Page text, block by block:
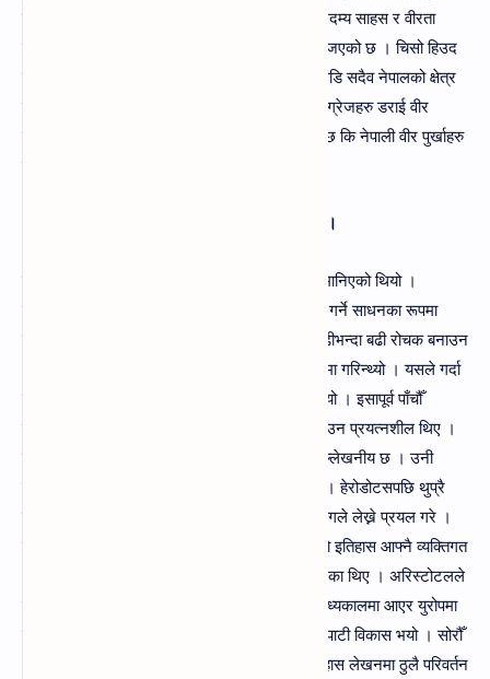
परिस्थिति आउदा पनि कति पनि विचलित नभई आफ्नो अदम्य साहस र वीरता
प्रदर्शन गरे जुन आज नेपालमा मात्र नभई विश्वभर गुन्जिएको छ । चिसो हिउद
नभनी तिब्बतको डिगर्चामा एवम्‌ वेत्रावती किनारमा युद्ध लडि सदैव नेपालको क्षेत्र
विस्तारमा अगाडी उभिएका छन्‌ । नालापानीको युद्धमा अंग्रेजहरु डराई वीर
पुर्खासँग मितेरी साइनो गासेका थिए । यसबाट प्रस्ट हुन्छ कि नेपाली वीर पुर्खाहरु
९. दिइएको अनुच्छेद पढी मुख्य मुख्य बुँदाहरू टिप्रुहोस्‌ ।
सुरु सुरुमा इतिहास पनि साहित्यकै एक अङ्गका रूपमा मानिएको थियो ।
मानिसहरूलाई आनन्द दिलाउने तथा मनोरञ्जन प्रदान गर्ने साधनका रूपमा
यसको प्रयोग गरिन्थ्यो । इतिहासका सत्य घटनालाई बढीभन्दा बढी रोचक बनाउन
अनेक काल्पनिक कुरा समावेश नेपाली, कक्षा १ देखि छ मा गरिन्थ्यो । यसले गर्दा
इतिहासको वास्तविकता के हो, पहिल्याउनसमेत गाह्रो पथ्र्यो । इसापूर्व पाँचौँ
शताब्दीतिरका केही चिन्तकहरू इतिहासलाई तथ्यपूर्ण बनाउन प्रयत्नशील थिए ।
ग्रिक विद्वान्‌ हेरोडोटसको नाम यस प्रसङ्गमा विशेष उल्लेखनीय छ । उनी
इतिहासका प्रथम सिद्धान्तकारका रूपमा पनि चिनिन्छन्‌ । हेरोडोटसपछि थुप्रै
विद्वान्हरूले इतिहासलाई कथा र दन्त्कथाभन्दा अलग ढङ्गले लेख्ने प्रयल गरे ।
हेरोडोटसकै अनुयायी ध्युसिडाइसले पेलोपोनेसियन युद्धको इतिहास आफ्नै व्यक्तिगत
अवलोकन र प्रत्यक्षदर्शीको बयानका आधारमा तयार पारेका थिए । अरिस्टोटलले
इतिहासलाई दार्शनिक चिन्तनका रूपमा लिएका थिए । मध्यकालमा आएर युरोपमा
इतिहासलाई धर्मसँग गाँसेर अध्ययन र परिभाषित गर्ने परिपाटी विकास भयो । सोरौँ
/सत्रौँ शताब्दीमा युरोपमा आएको पुनर्जागरणले भने इतिहास लेखनमा ठुलै परिवर्तन